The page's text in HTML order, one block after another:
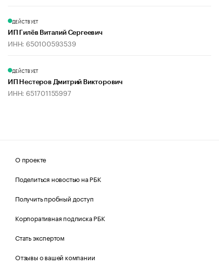
ДЕЙСТВУЕТ
ИП Гилёв Виталий Сергеевич
ИНН: 650100593539
ДЕЙСТВУЕТ
ИП Нестеров Дмитрий Викторович
ИНН: 651701155997
О проекте
Поделиться новостью на РБК
Получить пробный доступ
Корпоративная подписка РБК
Стать экспертом
Отзывы о вашей компании